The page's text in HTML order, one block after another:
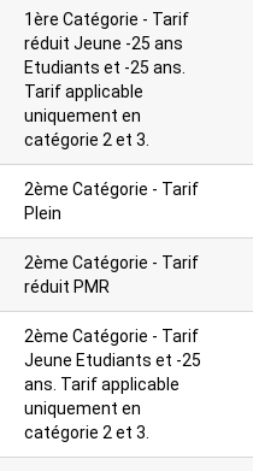
1ère Catégorie - Tarif
réduit Jeune -25 ans
Etudiants et -25 ans.
Tarif applicable
uniquement en
catégorie 2 et 3.
2ème Catégorie - Tarif
Plein
2ème Catégorie - Tarif
réduit PMR
2ème Catégorie - Tarif
Jeune Etudiants et -25
ans. Tarif applicable
uniquement en
catégorie 2 et 3.